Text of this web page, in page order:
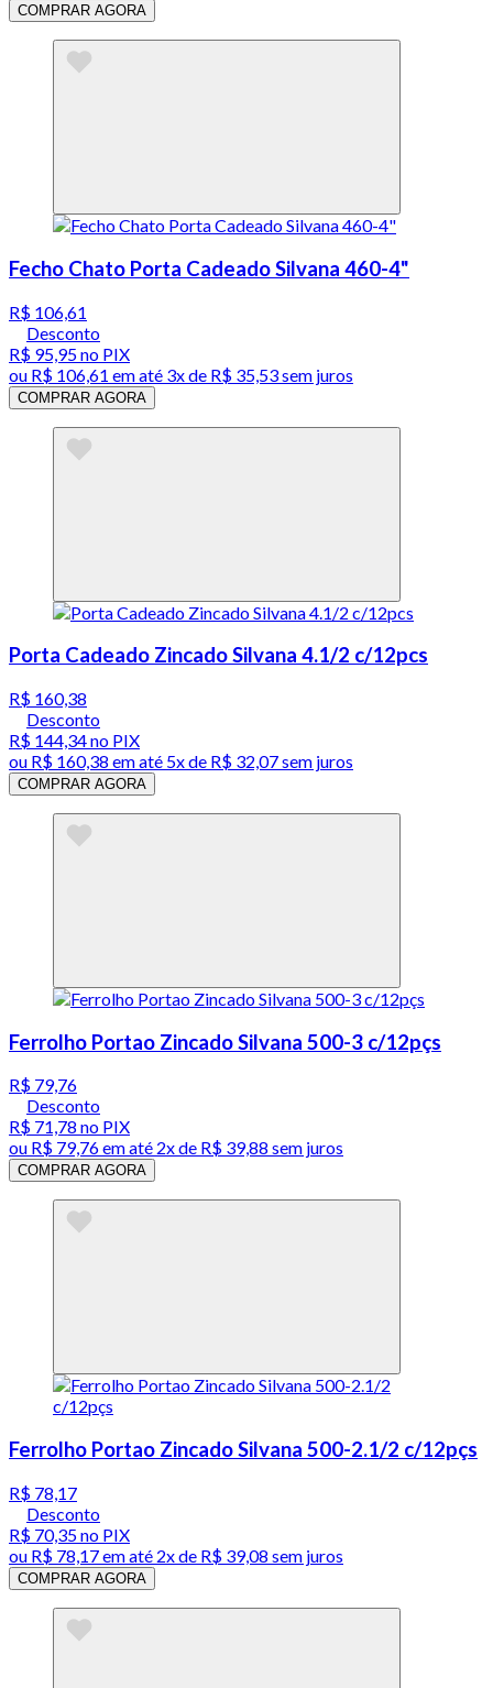
COMPRAR AGORA
Fecho Chato Porta Cadeado Silvana 460-4"
R$ 106,61
Desconto
R$ 95,95no PIX
ou R$ 106,61 em até 3x de R$ 35,53 sem juros
COMPRAR AGORA
Porta Cadeado Zincado Silvana 4.1/2 c/12pcs
R$ 160,38
Desconto
R$ 144,34no PIX
ou R$ 160,38 em até 5x de R$ 32,07 sem juros
COMPRAR AGORA
Ferrolho Portao Zincado Silvana 500-3 c/12pçs
R$ 79,76
Desconto
R$ 71,78 no PIX
ou R$ 79,76em até 2x de R$ 39,88 sem juros
COMPRAR AGORA
Ferrolho Portao Zincado Silvana 500-2.1/2 c/12pçs
R$ 78,17
Desconto
R$ 70,35no PIX
ou R$ 78,17em até 2x de R$ 39,08 sem juros
COMPRAR AGORA